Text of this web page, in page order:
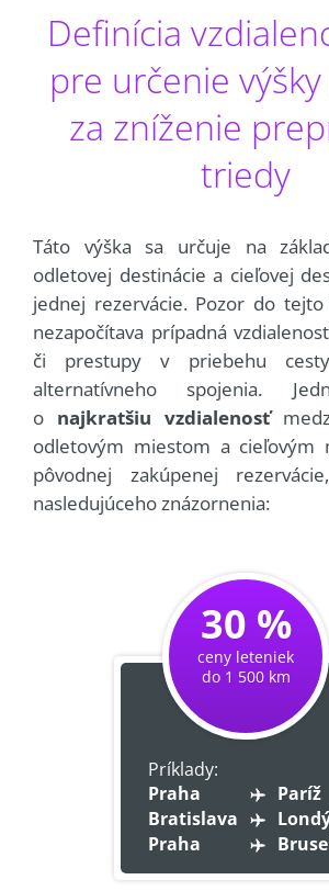
Definícia
pre určenie
za zníženie
triedy
Táto výška sa určuje na
odletovej destinácie a cieľovej
jednej rezervácie. Pozor do tejto
nezapočítava prípadná
či prestupy v priebehu
alternatívneho spojenia.
o najkratšiu vzdialenosť
odletovým miestom a cieľovým
pôvodnej zakúpenej
nasledujúceho znázornenia:
30 %
ceny leteniek
do 1 500 km
Príklady:
Praha
Paríž
Bratislava
Praha